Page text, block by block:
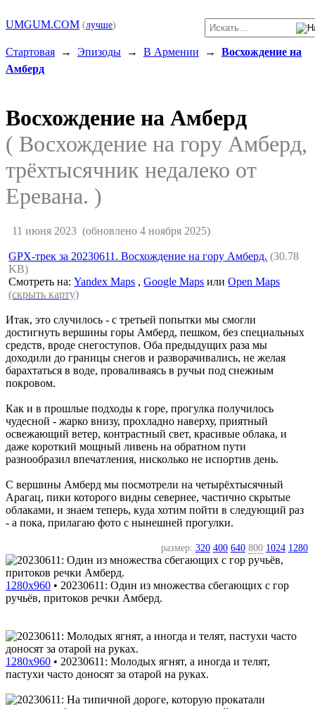
UMGUM.COM (лучше)
Стартовая → Эпизоды → В Армении → Восхождение на
Амберд
Восхождение на Амберд
( Восхождение на гору Амберд,
трёхтысячник недалеко от
Еревана. )
11 июня 2023(обновлено 4 ноября 2025)
GPX-трек за 20230611. Восхождение на гору Амберд. (30.78
KB)
Смотреть на:Yandex Maps ,Google Maps илиOpen Maps
(скрыть карту)
Итак, это случилось - с третьей попытки мы смогли
достигнуть вершины горы Амберд, пешком, без специальных
средств, вроде снегоступов. Оба предыдущих раза мы
доходили до границы снегов и разворачивались, не желая
барахтаться в воде, проваливаясь в ручьи под снежным
покровом.
Как и в прошлые подходы к горе, прогулка получилось
чудесной - жарко внизу, прохладно наверху, приятный
освежающий ветер, контрастный свет, красивые облака, и
даже короткий мощный ливень на обратном пути
разнообразил впечатления, нисколько не испортив день.
С вершины Амберд мы посмотрели на четырёхтысячный
Арагац, пики которого видны севернее, частично скрытые
облаками, и знаем теперь, куда хотим пойти в следующий раз
- а пока, прилагаю фото с нынешней прогулки.
размер: 320 400 640 800 1024 1280
1280x960 • 20230611: Один из множества сбегающих с гор
ручьёв, притоков речки Амберд.
1280x960 • 20230611: Молодых ягнят, а иногда и телят,
пастухи часто доносят за отарой на руках.